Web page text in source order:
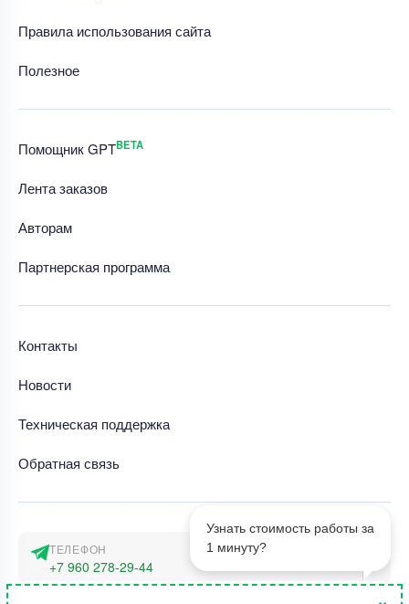
Узнать стоимость работы за
1 минуту?
Правила использования сайта
Полезное
Помощник GPTBETA
Лента заказов
Авторам
Партнерская программа
Контакты
Новости
Техническая поддержка
Обратная связь
ТЕЛЕФОН
+7 960 278-29-44